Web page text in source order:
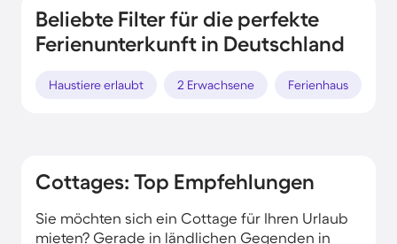
Beliebte Filter für die perfekte
Ferienunterkunft in Deutschland
Haustiere erlaubt 2 Erwachsene Ferienhaus
Cottages: Top Empfehlungen
Sie möchten sich ein Cottage für Ihren Urlaub
mieten? Gerade in ländlichen Gegenden in